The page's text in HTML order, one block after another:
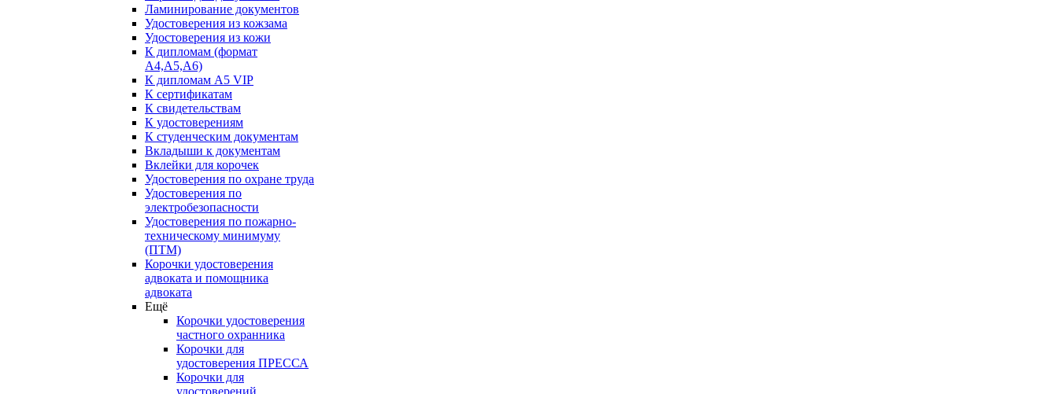
Ламинирование документов
Удостоверения из кожзама
Удостоверения из кожи
К дипломам (формат
А4,А5,А6)
К дипломам А5 VIP
К сертификатам
К свидетельствам
К удостоверениям
К студенческим документам
Вкладыши к документам
Вклейки для корочек
Удостоверения по охране труда
Удостоверения по
электробезопасности
Удостоверения по пожарно-
техническому минимуму
(ПТМ)
Корочки удостоверения
адвоката и помощника
адвоката
Ещё
Корочки удостоверения
частного охранника
Корочки для
удостоверения ПРЕССА
Корочки для
удостоверений